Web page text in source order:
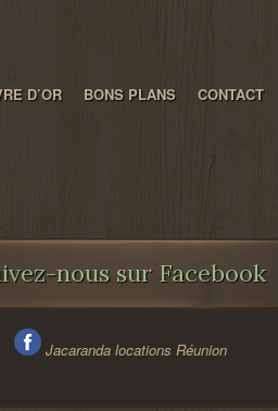
D’OR BONS PLANS CONTACT
nous sur Facebook
Jacaranda locations Réunion